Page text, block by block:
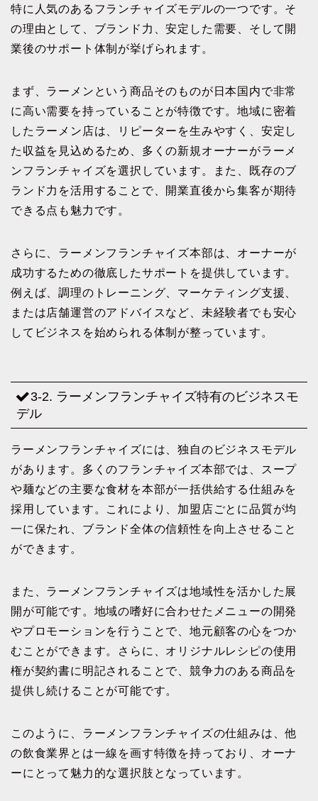
特に人気のあるフランチャイズモデルの一つです。そ
の理由として、ブランド力、安定した需要、そして開
業後のサポート体制が挙げられます。
まず、ラーメンという商品そのものが日本国内で非常
に高い需要を持っていることが特徴です。地域に密着
したラーメン店は、リピーターを生みやすく、安定し
た収益を見込めるため、多くの新規オーナーがラーメ
ンフランチャイズを選択しています。また、既存のブ
ランド力を活用することで、開業直後から集客が期待
できる点も魅力です。
さらに、ラーメンフランチャイズ本部は、オーナーが
成功するための徹底したサポートを提供しています。
例えば、調理のトレーニング、マーケティング支援、
または店舗運営のアドバイスなど、未経験者でも安心
してビジネスを始められる体制が整っています。
3-2. ラーメンフランチャイズ特有のビジネスモ
デル
ラーメンフランチャイズには、独自のビジネスモデル
があります。多くのフランチャイズ本部では、スープ
や麺などの主要な食材を本部が一括供給する仕組みを
採用しています。これにより、加盟店ごとに品質が均
一に保たれ、ブランド全体の信頼性を向上させること
ができます。
また、ラーメンフランチャイズは地域性を活かした展
開が可能です。地域の嗜好に合わせたメニューの開発
やプロモーションを行うことで、地元顧客の心をつか
むことができます。さらに、オリジナルレシピの使用
権が契約書に明記されることで、競争力のある商品を
提供し続けることが可能です。
このように、ラーメンフランチャイズの仕組みは、他
の飲食業界とは一線を画す特徴を持っており、オーナ
ーにとって魅力的な選択肢となっています。